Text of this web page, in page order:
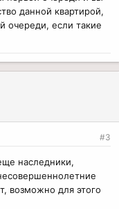
данной квартирой,
очереди, если такие
#3
наследники,
возможно для этого